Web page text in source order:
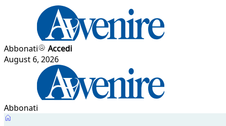
Abbonati
Accedi
August 6, 2026
Abbonati